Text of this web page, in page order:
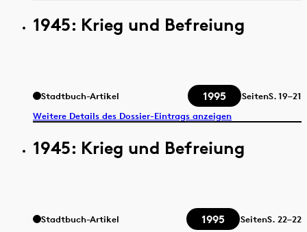
1945: Krieg und Befreiung
Stadtbuch-Artikel 1995 SeitenS.19–21
Weitere Details des Dossier-Eintrags anzeigen
1945: Krieg und Befreiung
Stadtbuch-Artikel 1995 SeitenS. 22–22